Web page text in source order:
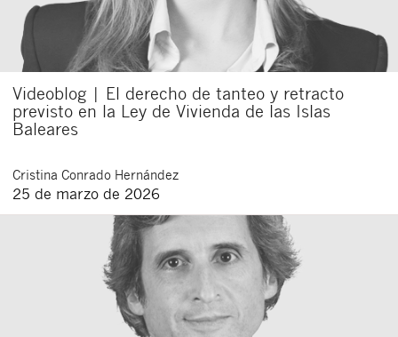
Videoblog | El derecho de tanteo y retracto
previsto en la Ley de Vivienda de las Islas
Baleares
Cristina Conrado Hernández
25 de marzo de 2026